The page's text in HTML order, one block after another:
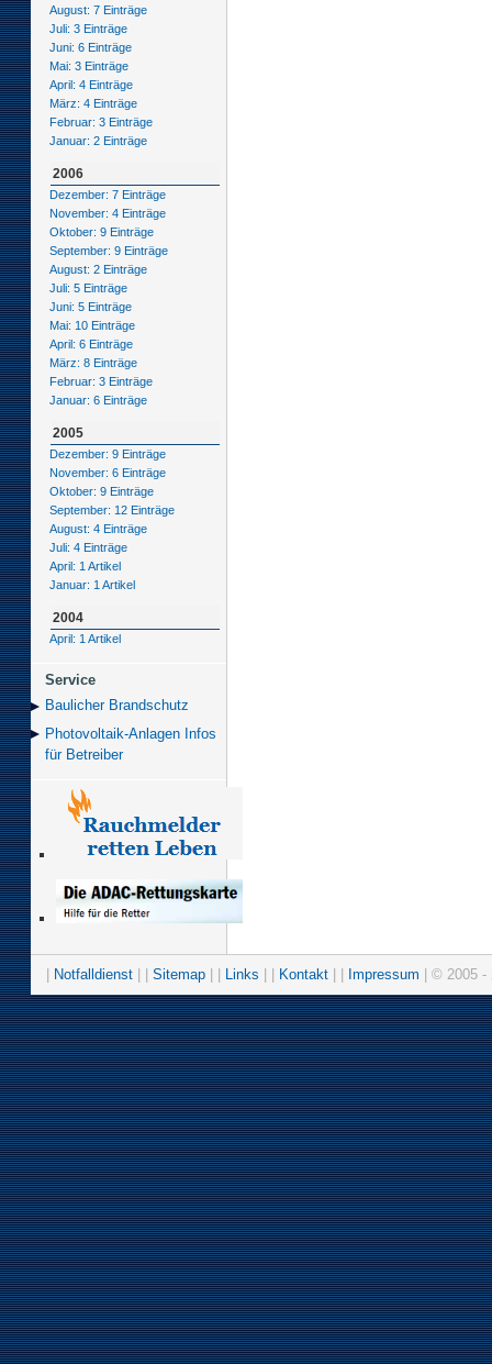
August: 7 Einträge
Juli: 3 Einträge
Juni: 6 Einträge
Mai: 3 Einträge
April: 4 Einträge
März: 4 Einträge
Februar: 3 Einträge
Januar: 2 Einträge
2006
Dezember: 7 Einträge
November: 4 Einträge
Oktober: 9 Einträge
September: 9 Einträge
August: 2 Einträge
Juli: 5 Einträge
Juni: 5 Einträge
Mai: 10 Einträge
April: 6 Einträge
März: 8 Einträge
Februar: 3 Einträge
Januar: 6 Einträge
2005
Dezember: 9 Einträge
November: 6 Einträge
Oktober: 9 Einträge
September: 12 Einträge
August: 4 Einträge
Juli: 4 Einträge
April: 1 Artikel
Januar: 1 Artikel
2004
April: 1 Artikel
Service
Baulicher Brand­schutz
Photovoltaik-Anlagen Infos
für Betreiber
Notfalldienst Sitemap Links Kontakt Impressum | © 2005 -